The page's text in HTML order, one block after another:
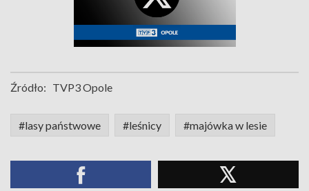
Źródło: TVP3 Opole
#lasy państwowe #leśnicy #majówka w lesie